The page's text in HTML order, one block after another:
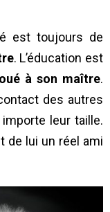
est toujours de
. L’éducation est
à son maître.
des autres
leur taille.
de lui un réel ami